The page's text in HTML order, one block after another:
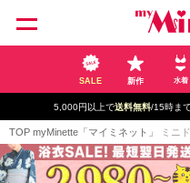
SALE 新作 水着
5,000円以上で送料無料/15時ま
TOP myMinette「マイミネット」 ミニ